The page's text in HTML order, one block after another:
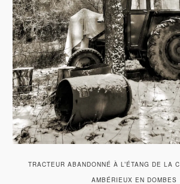
TRACTEUR ABANDONNÉ À L’ÉTANG DE LA
AMBÉRIEUX EN DOMBES